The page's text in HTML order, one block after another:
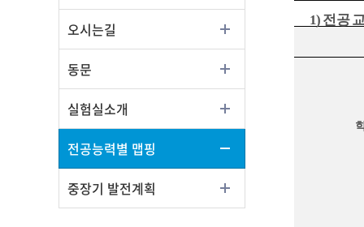
오시는길
동문
실험실소개
전공능력별 맵핑
중장기 발전계획
1) 전공